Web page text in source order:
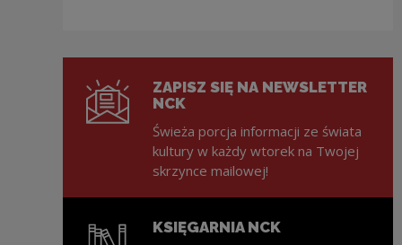
ZAPISZ SIĘ NA NEWSLETTER
NCK
Świeża porcja informacji ze świata
kultury w każdy wtorek na Twojej
skrzynce mailowej!
KSIĘGARNIA NCK